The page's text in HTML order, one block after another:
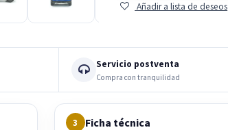
Añadir a lista de deseos
Servicio postventa
Compra con tranquilidad
3 Ficha técnica